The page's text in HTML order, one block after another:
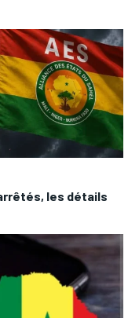
les détails